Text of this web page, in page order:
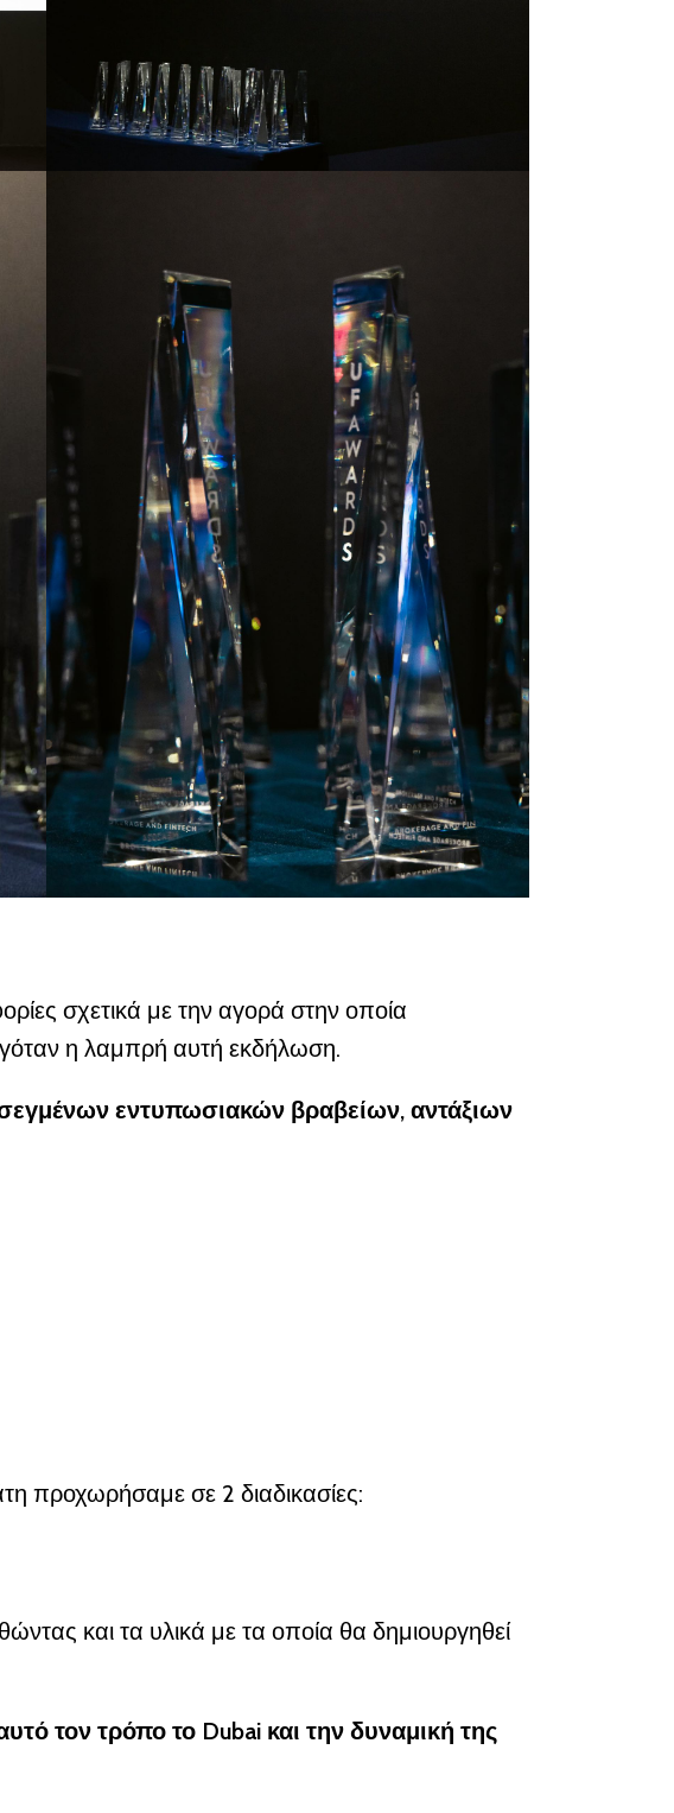
σχετικά με την αγορά στην οποία
η λαμπρή αυτή εκδήλωση.
εντυπωσιακών βραβείων, αντάξιων
προχωρήσαμε σε 2 διαδικασίες:
και τα υλικά με τα οποία θα δημιουργηθεί
τον τρόπο το Dubai και την δυναμική της